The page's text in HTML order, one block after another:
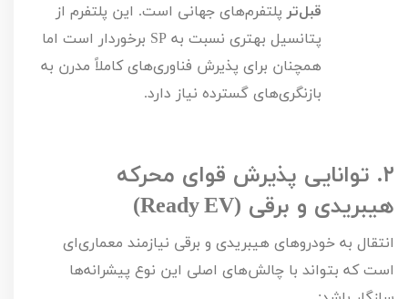
قبل‌تر پلتفرم‌های جهانی است. این پلتفرم از
پتانسیل بهتری نسبت به SP برخوردار است اما
همچنان برای پذیرش فناوری‌های کاملاً مدرن به
بازنگری‌های گسترده نیاز دارد.
۲. توانایی پذیرش قوای محرکه
هیبریدی و برقی (EV
Ready
)
انتقال به خودروهای هیبریدی و برقی نیازمند معماری‌ای
است که بتواند با چالش‌های اصلی این نوع پیشرانه‌ها